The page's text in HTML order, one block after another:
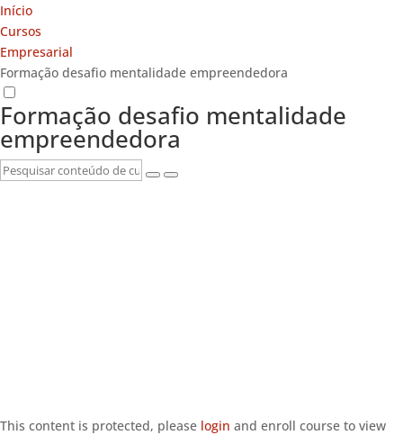
Início
Cursos
Empresarial
Formação desafio mentalidade empreendedora
Formação desafio mentalidade
empreendedora
This content is protected, please login and enroll course to view